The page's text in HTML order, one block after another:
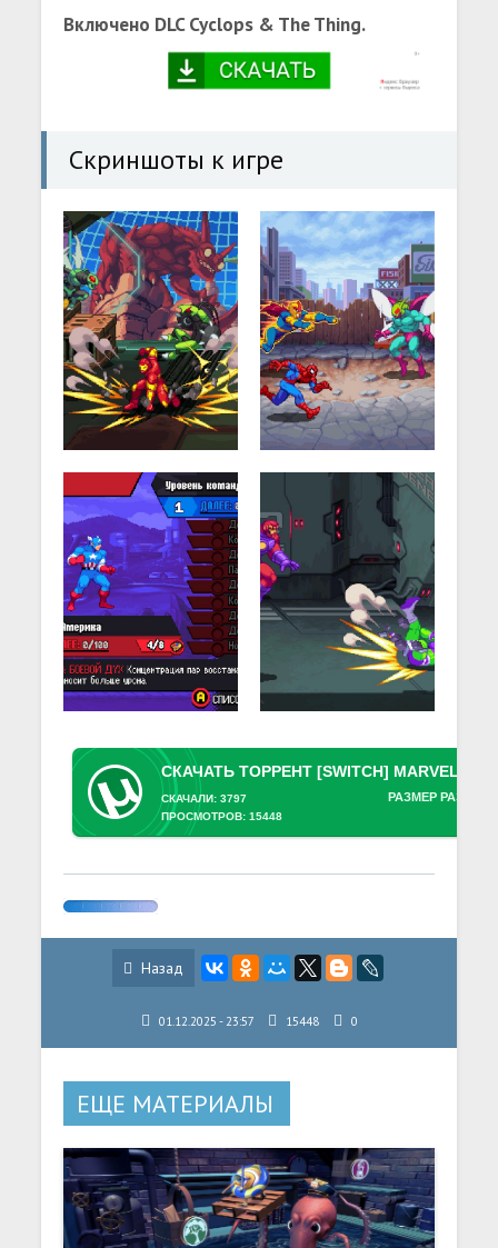
Включено DLC Cyclops & The Thing.
Скриншоты к игре
РАЗМЕР
СКАЧАЛИ: 3797
ПРОСМОТРОВ: 15448
Назад
01.12.2025 - 23:57 15448 0
ЕЩЕ МАТЕРИАЛЫ